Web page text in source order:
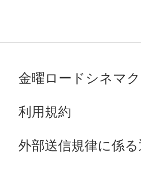
金曜ロードシネマ
利用規約
外部送信規律に係